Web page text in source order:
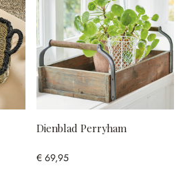
Dienblad Perryham
€ 69,95